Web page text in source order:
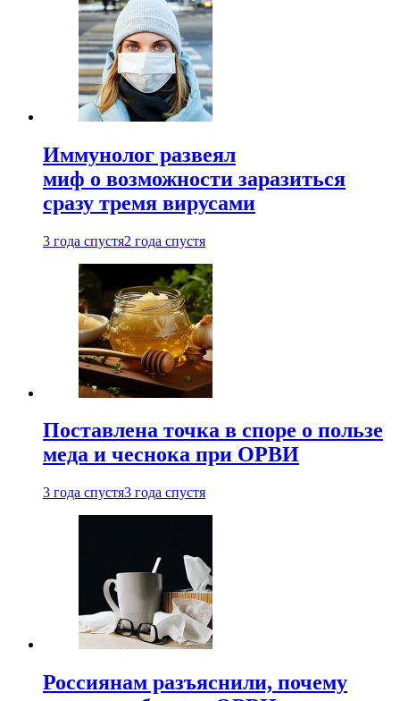
Иммунолог развеял
миф о возможности заразиться
сразу тремя вирусами
3 года спустя2 года спустя
Поставлена точка в споре о пользе
меда и чеснока при ОРВИ
3 года спустя3 года спустя
Россиянам разъяснили, почему